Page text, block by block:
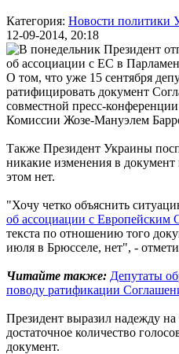
Категория: Новости политики
12-09-2014, 20:18
О том, что уже 15 сентября
ратифицировать документ
совместной пресс-
Комиссии Жозе-Мануэлем
Также Президент Украины
никакие изменения в документ
этом нет.
"Хочу четко объяснить
об ассоциации с Европейским
текста по отношению того
июля в Брюсселе, нет", -
Читайте также: Депутаты
поводу ратификации
Президент выразил надежду на
достаточное количество
документ.